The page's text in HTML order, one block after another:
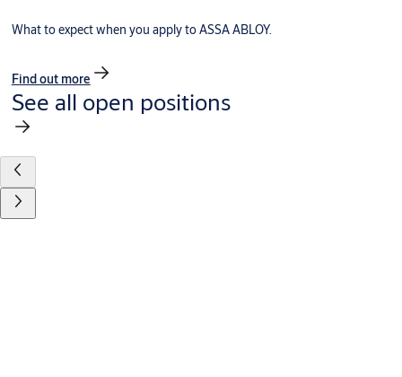
What to expect when you apply to ASSA ABLOY.
Find out more
See all open positions